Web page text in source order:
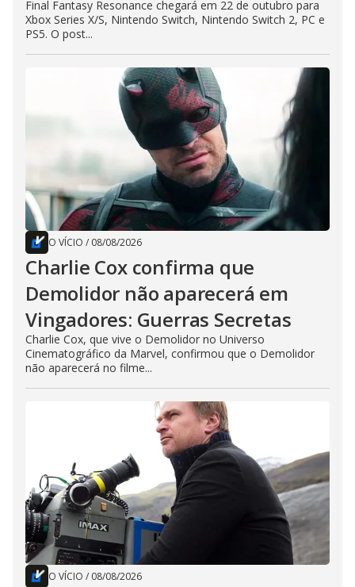
Final Fantasy Resonance chegará em 22 de outubro para
Xbox Series X/S, Nintendo Switch, Nintendo Switch 2, PC e
PS5. O post...
O VÍCIO / 08/08/2026
Charlie Cox confirma que
Demolidor não aparecerá em
Vingadores: Guerras Secretas
Charlie Cox, que vive o Demolidor no Universo
Cinematográfico da Marvel, confirmou que o Demolidor
não aparecerá no filme...
O VÍCIO / 08/08/2026